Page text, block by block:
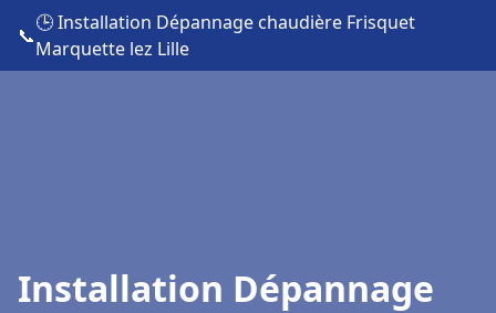
📞
🕒 Installation Dépannage chaudière Frisquet
Marquette lez Lille
Installation Dépannage